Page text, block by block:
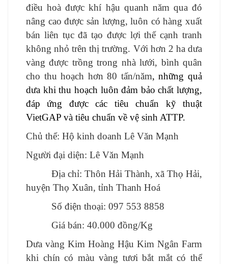
điều hoà được khí hậu quanh năm qua đó
nâng cao được sản lượng, luôn có hàng xuất
bán liên tục đã tạo được lợi thế cạnh tranh
không nhỏ trên thị trường. Với hơn 2 ha dưa
vàng được trồng trong nhà lưới, bình quân
cho thu hoạch hơn 80 tấn/năm, những quả
dưa khi thu hoạch luôn đảm bảo chất lượng,
đáp ứng được các tiêu chuẩn kỹ thuật
VietGAP và tiêu chuẩn về vệ sinh ATTP.
Chủ thể: Hộ kinh doanh Lê Văn Mạnh
Người đại diện: Lê Văn Mạnh
Địa chỉ: Thôn Hải Thành, xã Thọ Hải,
huyện Thọ Xuân, tỉnh Thanh Hoá
Số điện thoại: 097 553 8858
Giá bán: 40.000 đồng/Kg
Dưa vàng Kim Hoàng Hậu Kim Ngân Farm
khi chín có màu vàng tươi bắt mắt có thể